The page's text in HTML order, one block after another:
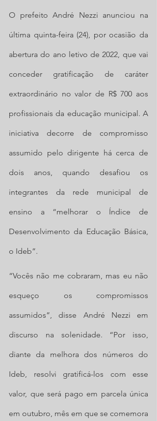
O prefeito André Nezzi anunciou na
última quinta-feira (24), por ocasião da
abertura do ano letivo de 2022, que vai
conceder gratificação de caráter
extraordinário no valor de R$ 700 aos
profissionais da educação municipal. A
iniciativa decorre de compromisso
assumido pelo dirigente há cerca de
dois anos, quando desafiou os
integrantes da rede municipal de
ensino a “melhorar o Índice de
Desenvolvimento da Educação Básica,
o Ideb”.
“Vocês não me cobraram, mas eu não
esqueço os compromissos
assumidos”, disse André Nezzi em
discurso na solenidade. “Por isso,
diante da melhora dos números do
Ideb, resolvi gratificá-los com esse
valor, que será pago em parcela única
em outubro, mês em que se comemora